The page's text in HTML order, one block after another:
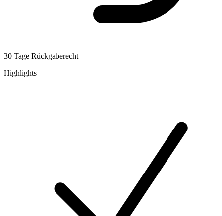
30 Tage Rückgaberecht
Highlights